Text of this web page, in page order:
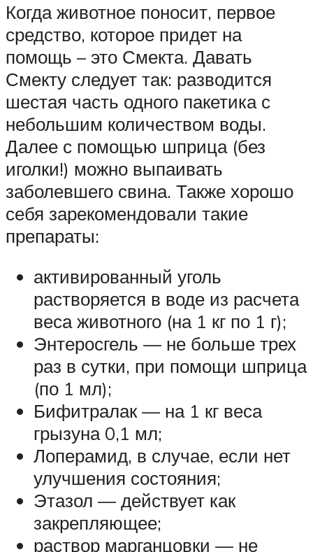
Когда животное поносит, первое
средство, которое придет на
помощь – это Смекта. Давать
Смекту следует так: разводится
шестая часть одного пакетика с
небольшим количеством воды.
Далее с помощью шприца (без
иголки!) можно выпаивать
заболевшего свина. Также хорошо
себя зарекомендовали такие
препараты:
активированный уголь
растворяется в воде из расчета
веса животного (на 1 кг по 1 г);
Энтеросгель — не больше трех
раз в сутки, при помощи шприца
(по 1 мл);
Бифитралак — на 1 кг веса
грызуна 0,1 мл;
Лоперамид, в случае, если нет
улучшения состояния;
Этазол — действует как
закрепляющее;
раствор марганцовки — не